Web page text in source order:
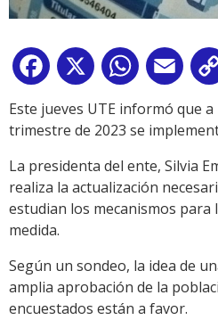
Facebook
X WhatsApp
Este jueves UTE informó que
trimestre de 2023 se
La presidenta del ente, Silvia
realiza la actualización
estudian los mecanismos para
medida.
Según un sondeo, la idea de
amplia aprobación de la
encuestados están a favor.